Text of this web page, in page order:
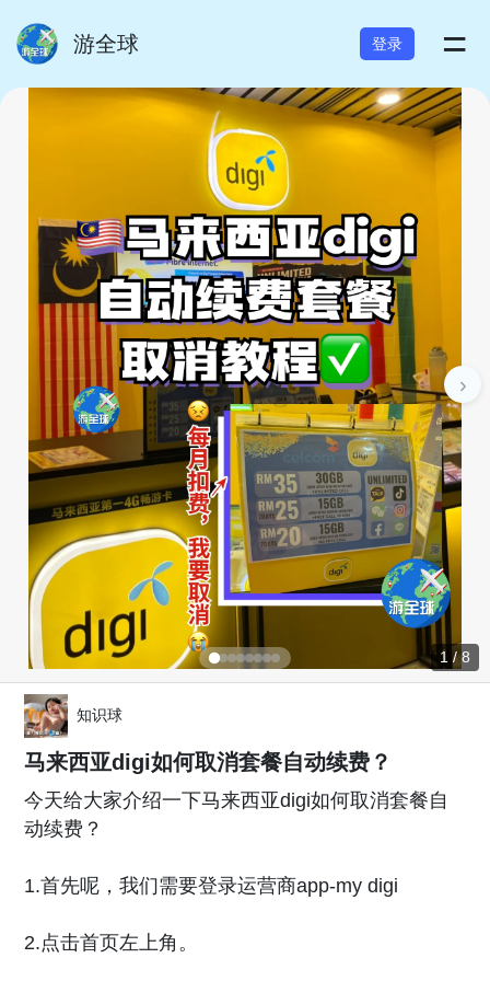
游全球 登录 =
›
1 / 8
知识球
马来西亚digi如何取消套餐自动续费？
今天给大家介绍一下马来西亚digi如何取消套餐自
动续费？
1.首先呢，我们需要登录运营商app-my digi
2.点击首页左上角。